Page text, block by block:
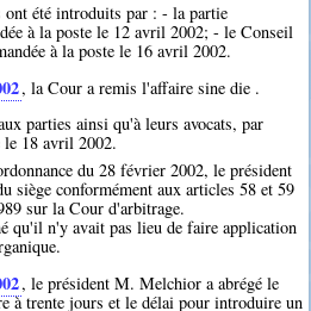
ont été introduits par : - la partie
à la poste le 12 avril 2002; - le Conseil
à la poste le 16 avril 2002.
, la Cour a remis l'affaire sine die .
parties ainsi qu'à leurs avocats, par
le 18 avril 2002.
du 28 février 2002, le président
siège conformément aux articles 58 et 59
sur la Cour d'arbitrage.
qu'il n'y avait pas lieu de faire application
, le président M. Melchior a abrégé le
à trente jours et le délai pour introduire un